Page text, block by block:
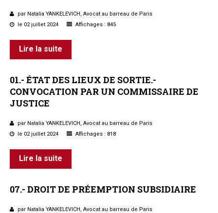
par Natalia YANKELEVICH, Avocat au barreau de Paris
le 02 juillet 2024
Affichages : 845
Lire la suite
01.- ÉTATDES LIEUX DE SORTIE.-
CONVOCATION PAR UN COMMISSAIRE DE
JUSTICE
par Natalia YANKELEVICH, Avocat au barreau de Paris
le 02 juillet 2024
Affichages : 818
Lire la suite
07.- DROITDE PRÉEMPTION SUBSIDIAIRE
par Natalia YANKELEVICH, Avocat au barreau de Paris